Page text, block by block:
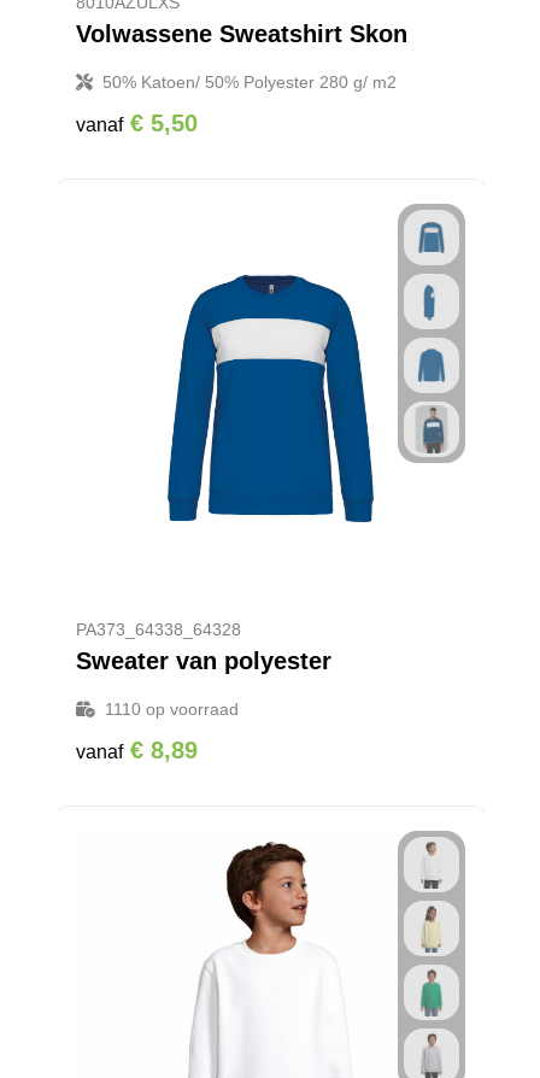
Volwassene Sweatshirt Skon
50% Katoen/ 50% Polyester 280 g/ m2
vanaf € 5,50
PA373_64338_64328
Sweater van polyester
1110op voorraad
vanaf € 8,89